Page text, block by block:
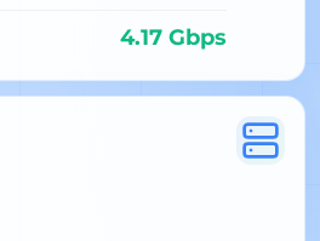
4.17 Gbps